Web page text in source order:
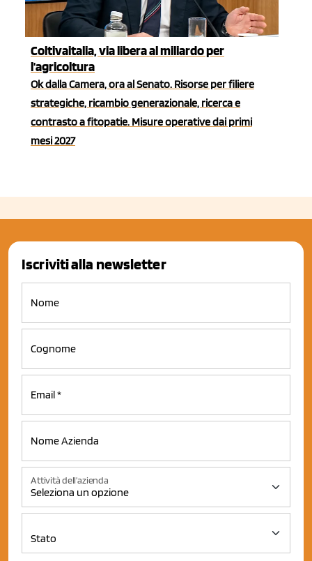
Coltivaitalia, via libera al miliardo per
l'agricoltura
Ok dalla Camera, ora al Senato. Risorse per filiere
strategiche, ricambio generazionale, ricerca e
contrasto a fitopatie. Misure operative dai primi
mesi 2027
Iscriviti alla newsletter
Attività dell'azienda